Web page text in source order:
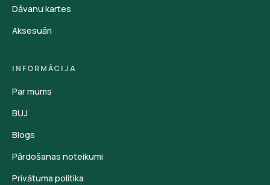
Dāvanu kartes
Aksesuāri
INFORMĀCIJA
Par mums
BUJ
Blogs
Pārdošanas noteikumi
Privātuma politika